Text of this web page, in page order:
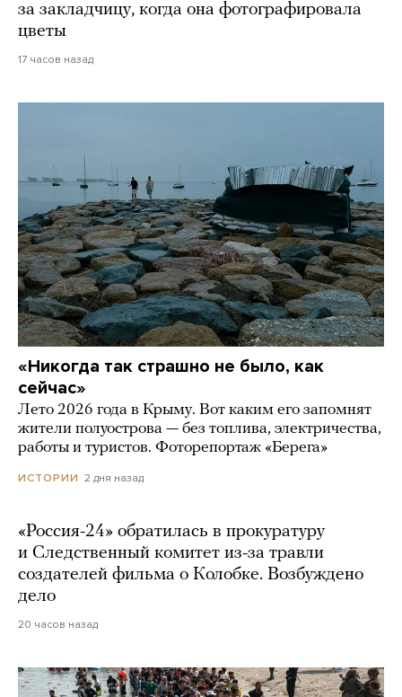
за закладчицу, когда она фотографировала
цветы
17 часов назад
«Никогда так страшно не было, как
сейчас»
Лето 2026 года в Крыму. Вот каким его запомнят
жители полуострова — без топлива, электричества,
работы и туристов. Фоторепортаж «Берега»
ИСТОРИИ 2 дня назад
«Россия-24» обратилась в прокуратуру
и Следственный комитет из-за травли
создателей фильма о Колобке. Возбуждено
дело
20 часов назад